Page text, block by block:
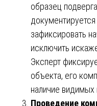
образец
зафиксировать
исключить
Эксперт
объекта, его
наличие видимых
Проведение